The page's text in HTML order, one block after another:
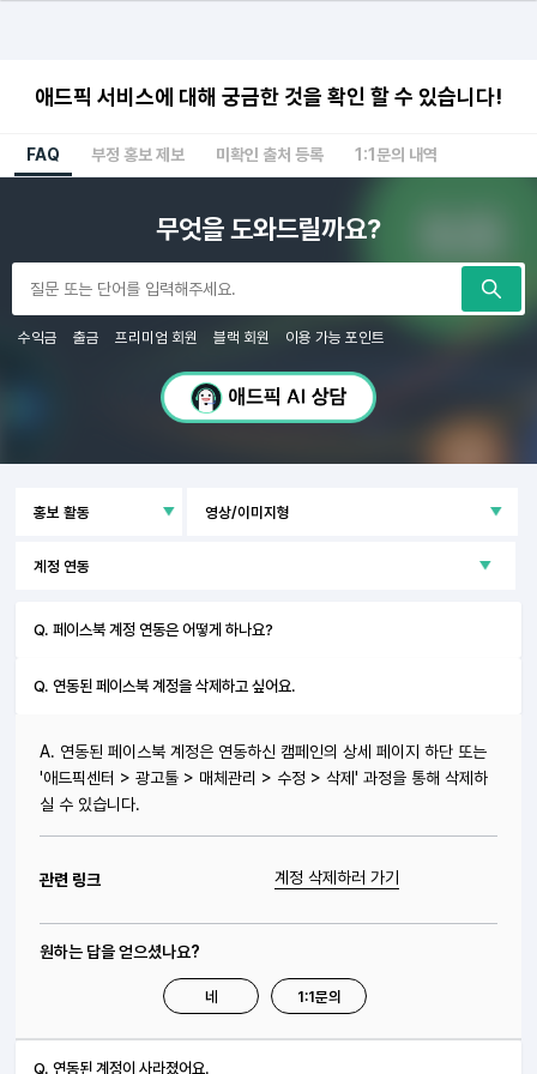
애드픽 서비스에 대해 궁금한 것을 확인 할 수 있습니다!
FAQ 부정 홍보 제보 미확인 출처 등록 1:1문의 내역
무엇을 도와드릴까요?
수익금 출금 프리미엄 회원 블랙 회원 이용 가능 포인트
Q. 페이스북 계정 연동은 어떻게 하나요?
Q. 연동된 페이스북 계정을 삭제하고 싶어요.
A. 연동된 페이스북 계정은 연동하신 캠페인의 상세 페이지 하단 또는
'애드픽센터 > 광고툴 > 매체관리 > 수정 > 삭제' 과정을 통해 삭제하
실 수 있습니다.
관련 링크 계정 삭제하러 가기
원하는 답을 얻으셨나요?
네 1:1문의
Q. 연동된 계정이 사라졌어요.